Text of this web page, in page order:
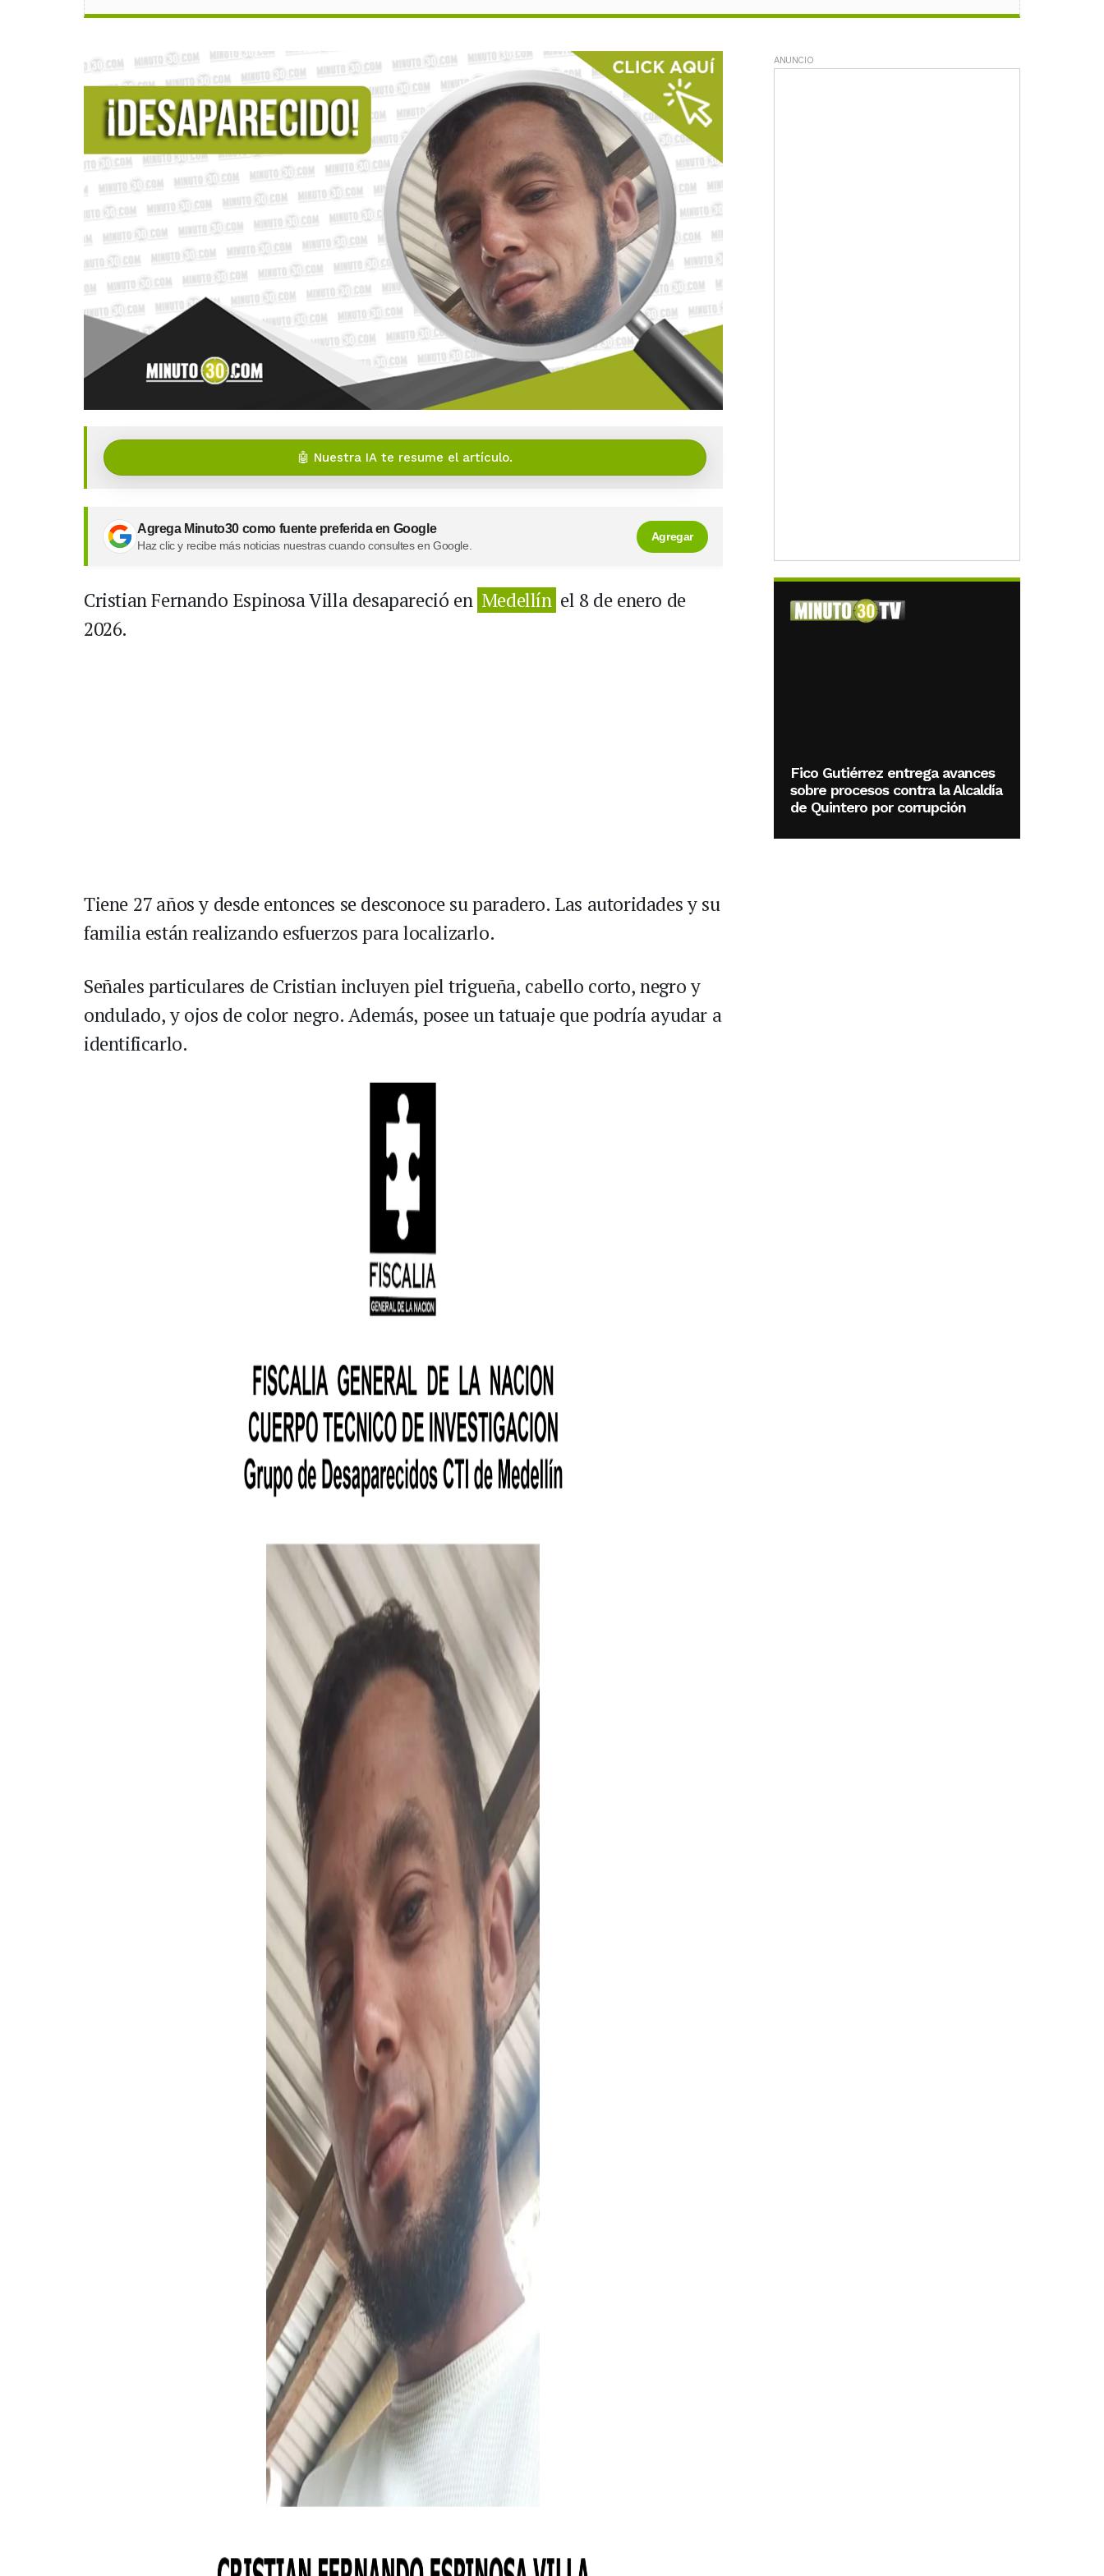
🤖 Nuestra IA te resume el artículo.
Agrega Minuto30 como fuente preferida en Google
Haz clic y recibe más noticias nuestras cuando consultes en Google.
Agregar
Cristian Fernando Espinosa Villa desapareció en Medellín el 8 de enero de
2026.
Tiene 27 años y desde entonces se desconoce su paradero. Las autoridades y su
familia están realizando esfuerzos para localizarlo.
Señales particulares de Cristian incluyen piel trigueña, cabello corto, negro y
ondulado, y ojos de color negro. Además, posee un tatuaje que podría ayudar a
identificarlo.
ANUNCIO
Fico Gutiérrez entrega avances
sobre procesos contra la Alcaldía
de Quintero por corrupción